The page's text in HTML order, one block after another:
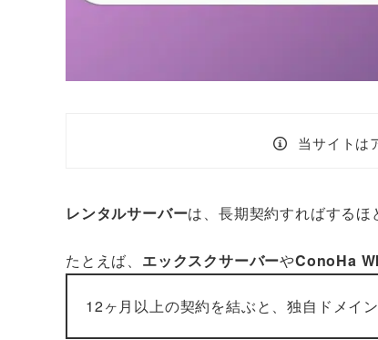
当サイトは
レンタルサーバーは、長期契約すればするほ
たとえば、 エックスクサーバーやConoHa
12ヶ月以上の契約を結ぶと、独自ドメイ